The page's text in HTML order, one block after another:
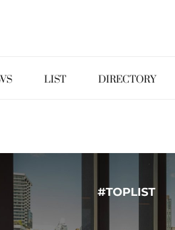
LIST DIRECTORY